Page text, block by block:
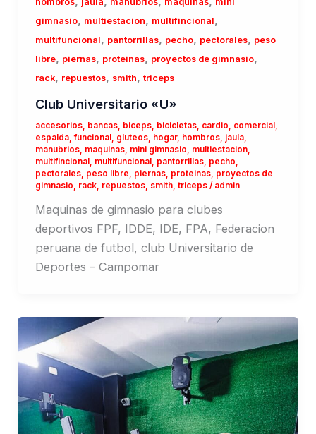
gimnasio, multiestacion, multifincional,
multifuncional, pantorrillas, pecho, pectorales, peso
libre, piernas, proteinas, proyectos de gimnasio,
rack, repuestos, smith, triceps
Club Universitario «U»
accesorios, bancas, biceps, bicicletas, cardio comercial,
espalda,funcional, gluteos, hogar, hombros, jaula,
manubrios, maquinas, mini gimnasio multiestacion,
multifincional, multifuncional, pantorrillas, pecho
pectorales, peso libre piernas, proteinas, proyectos de
gimnasio
rack, repuestos, smith, triceps/ admin
Maquinas de gimnasio para clubes
deportivos FPF, IDDE, IDE, FPA, Federacion
peruana de futbol, club Universitario de
Deportes – Campomar